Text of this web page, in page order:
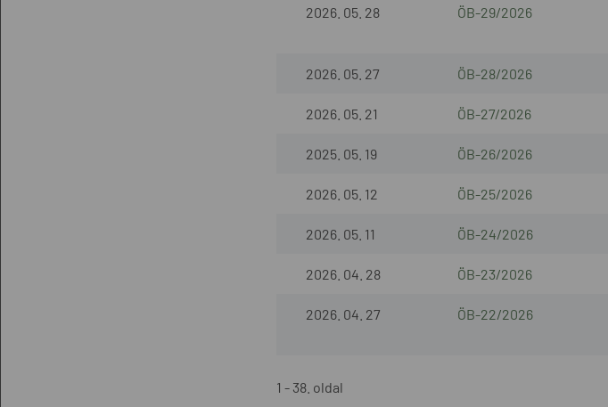
2026. 05. 28 ÖB-29/2026
2026. 05. 27 ÖB-28/2026
2026. 05. 21 ÖB-27/2026
2025. 05. 19 ÖB-26/2026
2026. 05. 12 ÖB-25/2026
2026. 05. 11 ÖB-24/2026
2026. 04. 28 ÖB-23/2026
2026. 04. 27 ÖB-22/2026
1 - 38. oldal